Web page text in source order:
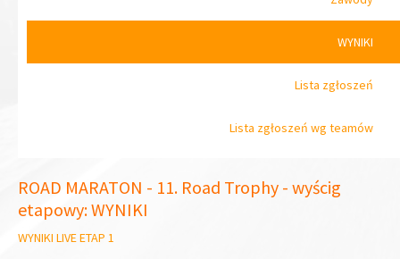
WYNIKI
Lista zgłoszeń
Lista zgłoszeń wg teamów
ROAD MARATON - 11. Road Trophy - wyścig
etapowy: WYNIKI
WYNIKI LIVE ETAP 1